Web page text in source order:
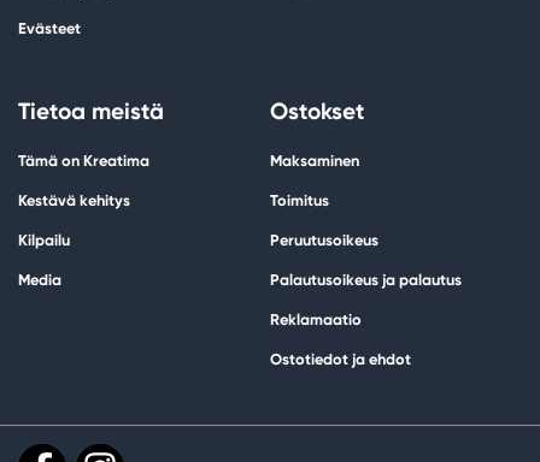
Evästeet
Tietoa meistä
Tämä on Kreatima
Kestävä kehitys
Kilpailu
Media
Ostokset
Maksaminen
Toimitus
Peruutusoikeus
Palautusoikeus ja palautus
Reklamaatio
Ostotiedot ja ehdot